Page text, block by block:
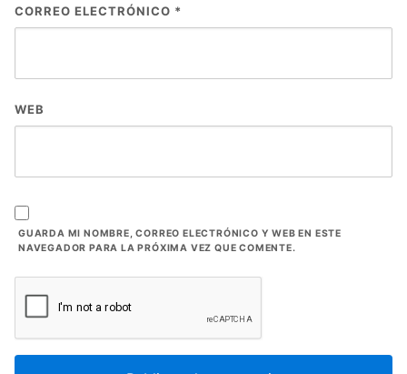
CORREO ELECTRÓNICO *
WEB
GUARDA MI NOMBRE, CORREO ELECTRÓNICO Y WEB EN ESTE
NAVEGADOR PARA LA PRÓXIMA VEZ QUE COMENTE.